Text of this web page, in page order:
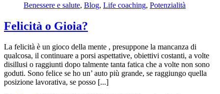
Benessere e salute, Blog, Life coaching, Potenzialità
Felicità o Gioia?
La felicità è un gioco della mente , presuppone la mancanza di
qualcosa, il continuare a porsi aspettative, obiettivi costanti, a volte
disillusi o raggiunti dopo talmente tanta fatica che a volte non sono
goduti. Sono felice se ho un’ auto più grande, se raggiungo quella
posizione lavorativa, se posso [...]